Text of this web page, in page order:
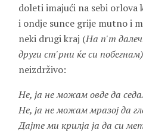
doleti imajući na sebi orlova
i ondje sunce grije mutno i
neki drugi kraj (На п'т
други ст'рни ќе си побегнам)
neizdrživo:
Не, ја не можам овде да
Не, ја не можам мразој да
Дајте ми крилја ја да си